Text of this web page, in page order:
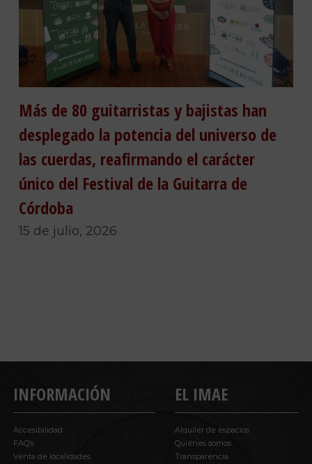
Más de 80 guitarristas y bajistas han
desplegado la potencia del universo de
las cuerdas, reafirmando el carácter
único del Festival de la Guitarra de
Córdoba
15 de julio, 2026
INFORMACIÓN
Accesibilidad
FAQ’s
Venta de localidades
EL IMAE
Alquiler de espacios
Quiénes somos
Transparencia